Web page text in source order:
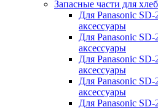
Запасные части для
Для Panasonic SD-
аксессуары
Для Panasonic SD-
аксессуары
Для Panasonic SD-
аксессуары
Для Panasonic SD-
аксессуары
Для Panasonic SD-